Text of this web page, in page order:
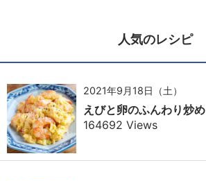
人気のレシピ
2021年9月18日（土）
えびと卵のふんわり炒め
164692 Views